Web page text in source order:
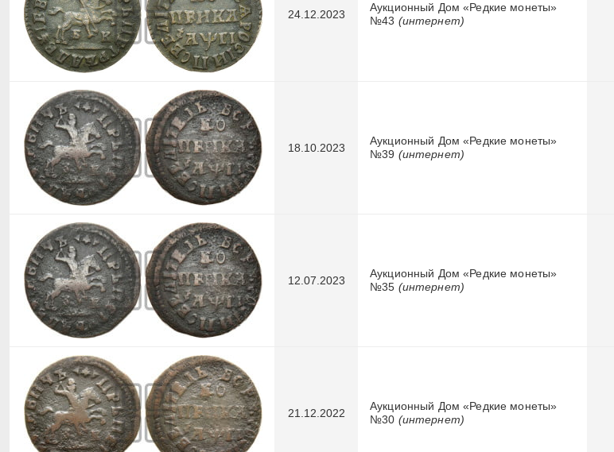
24.12.2023
Аукционный Дом «Редкие монеты»
№43 (интернет)
18.10.2023
Аукционный Дом «Редкие монеты»
№39 (интернет)
12.07.2023
Аукционный Дом «Редкие монеты»
№35 (интернет)
21.12.2022
Аукционный Дом «Редкие монеты»
№30 (интернет)